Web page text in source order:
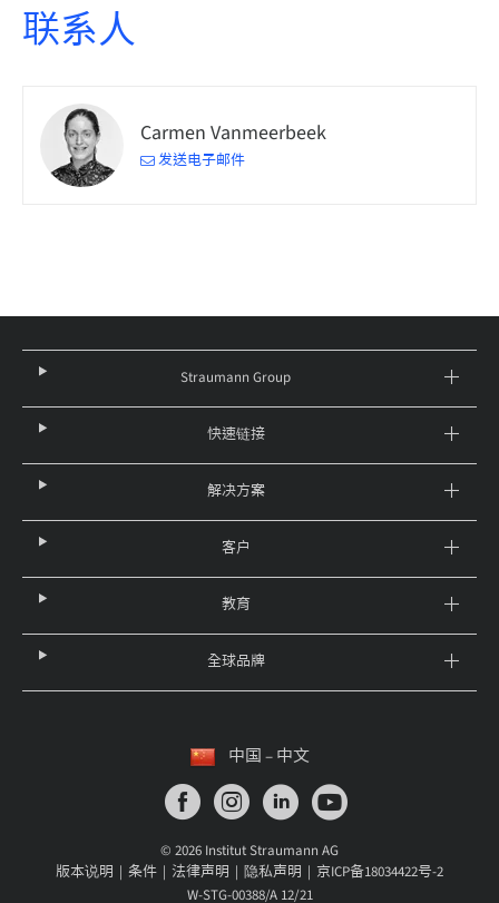
联系人
Carmen Vanmeerbeek
发送电子邮件
Straumann Group
快速链接
解决方案
客户
教育
全球品牌
中国 – 中文
© 2026 Institut Straumann AG
版本说明
条件 法律声明 隐私声明
京ICP备18034422号-2
W-STG-00388/A 12/21